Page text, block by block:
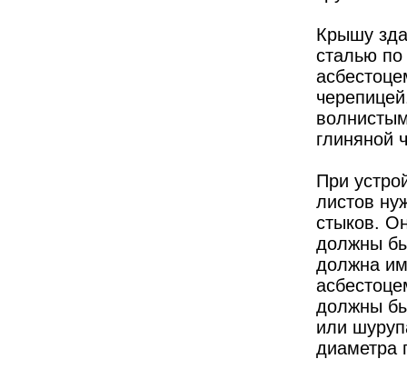
Крышу
сталью
глиняной
При
листов
стыков.
должны
должна
должны
или
диаметра